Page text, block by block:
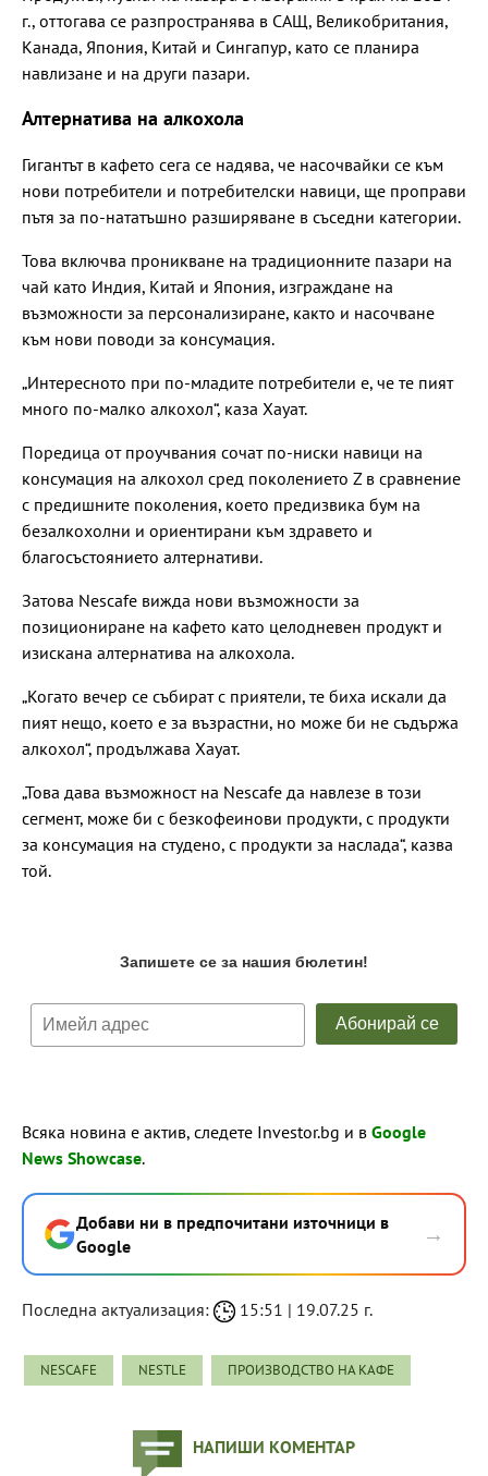
г., оттогава се разпространява в САЩ, Великобритания,
Канада, Япония, Китай и Сингапур, като се планира
навлизане и на други пазари.
Алтернатива на алкохола
Гигантът в кафето сега се надява, че насочвайки се към
нови потребители и потребителски навици, ще проправи
пътя за по-нататъшно разширяване в съседни категории.
Това включва проникване на традиционните пазари на
чай като Индия, Китай и Япония, изграждане на
възможности за персонализиране, както и насочване
към нови поводи за консумация.
„Интересното при по-младите потребители е, че те пият
много по-малко алкохол“, каза Хауат.
Поредица от проучвания сочат по-ниски навици на
консумация на алкохол сред поколението Z в сравнение
с предишните поколения, което предизвика бум на
безалкохолни и ориентирани към здравето и
благосъстоянието алтернативи.
Затова Nescafe вижда нови възможности за
позициониране на кафето като целодневен продукт и
изискана алтернатива на алкохола.
„Когато вечер се събират с приятели, те биха искали да
пият нещо, което е за възрастни, но може би не съдържа
алкохол“, продължава Хауат.
„Това дава възможност на Nescafe да навлезе в този
сегмент, може би с безкофеинови продукти, с продукти
за консумация на студено, с продукти за наслада“, казва
той.
Всяка новина е актив, следете Investor.bg и в Google
News Showcase.
Добави ни в предпочитани източници в
Google
→
Последна актуализация: 15:51 | 19.07.25 г.
NESCAFE NESTLE ПРОИЗВОДСТВО НА КАФЕ
НАПИШИ КОМЕНТАР